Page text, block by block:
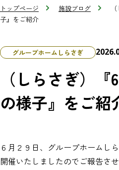
トップページ 施設ブログ
子』をご紹介
グループホームしらさぎ
（しらさぎ）
の様子』をご紹
６月２９日、グループホームしら
開催いたしましたのでご報告さ